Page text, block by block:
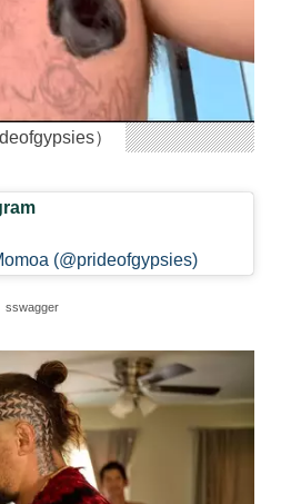
）
(@prideofgypsies)
sswagger